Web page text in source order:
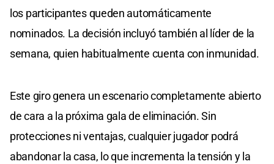
los participantes queden automáticamente
nominados. La decisión incluyó también al líder de la
semana, quien habitualmente cuenta con inmunidad.
Este giro genera un escenario completamente abierto
de cara a la próxima gala de eliminación. Sin
protecciones ni ventajas, cualquier jugador podrá
abandonar la casa, lo que incrementa la tensión y la